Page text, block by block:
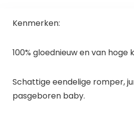
Kenmerken:
100% gloednieuw en van hoge
Schattige eendelige romper,
pasgeboren baby.